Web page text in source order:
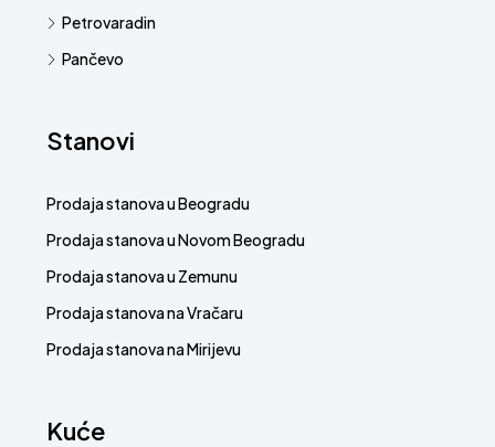
Petrovaradin
Pančevo
Stanovi
Prodaja stanova u Beogradu
Prodaja stanova u Novom Beogradu
Prodaja stanova u Zemunu
Prodaja stanova na Vračaru
Prodaja stanova na Mirijevu
Kuće